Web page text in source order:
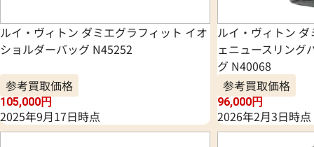
ルイ・ヴィトン ダミエグラフィット イオ
ショルダーバッグ N45252
参考買取価格
105,000円
2025年9月17日時点
ルイ・ヴィトン
ェニュースリング
グ N40068
参考買取価格
96,000円
2026年2月3日時点